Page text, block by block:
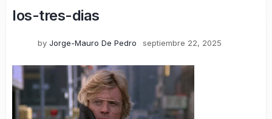
los-tres-dias
by Jorge-Mauro De Pedro septiembre 22, 2025